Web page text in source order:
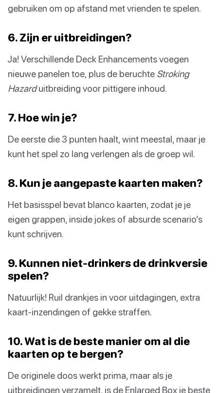
gebruiken om op afstand met vrienden te spelen.
6. Zijn er uitbreidingen?
Ja! Verschillende Deck Enhancements voegen
nieuwe panelen toe, plus de beruchte Stroking
Hazarduitbreiding voor pittigere inhoud.
7. Hoe win je?
De eerste die 3 punten haalt, wint meestal, maar je
kunt het spel zo lang verlengen als de groep wil.
8. Kun je aangepaste kaarten maken?
Het basisspel bevat blanco kaarten, zodat je je
eigen grappen, inside jokes of absurde scenario’s
kunt schrijven.
9. Kunnen niet-drinkers de drinkversie
spelen?
Natuurlijk! Ruil drankjes in voor uitdagingen, extra
kaart-inzendingen of gekke straffen.
10. Wat is de beste manier om al die
kaarten op te bergen?
De originele doos werkt prima, maar als je
uitbreidingen verzamelt, is de Enlarged Box je beste